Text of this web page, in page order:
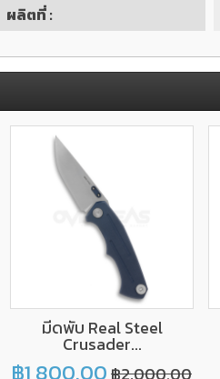
ผลิตที่ :
มีดพับ Real Steel
Crusader...